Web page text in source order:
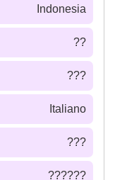
Indonesia
??
???
Italiano
???
??????